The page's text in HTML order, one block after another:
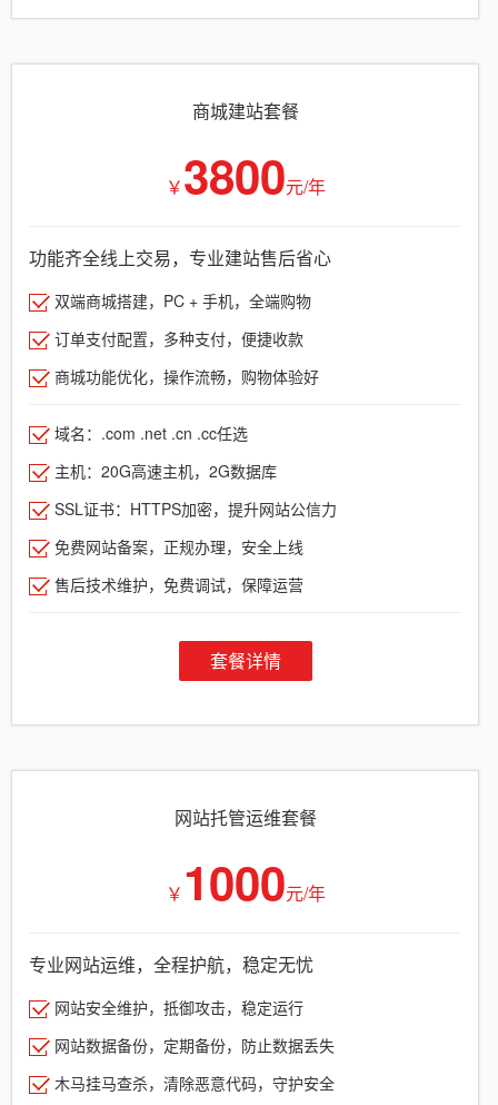
商城建站套餐
￥3800元/年
功能齐全线上交易，专业建站售后省心
双端商城搭建，PC + 手机，全端购物
订单支付配置，多种支付，便捷收款
商城功能优化，操作流畅，购物体验好
域名：.com .net .cn .cc任选
主机：20G高速主机，2G数据库
SSL证书：HTTPS加密，提升网站公信力
免费网站备案，正规办理，安全上线
售后技术维护，免费调试，保障运营
套餐详情
网站托管运维套餐
￥ 1000元/年
专业网站运维，全程护航，稳定无忧
网站安全维护，抵御攻击，稳定运行
网站数据备份，定期备份，防止数据丢失
木马挂马查杀，清除恶意代码，守护安全